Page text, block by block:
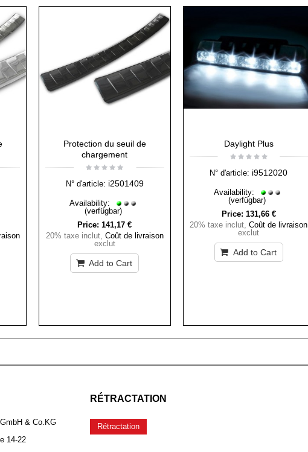
Protection du seuil de
chargement
N° d'article: i2501409
Availability:
(verfügbar)
Price: 141,17 €
20% taxe inclut, Coût de livraison
exclut
Add to Cart
Daylight Plus
N° d'article: i9512020
Availability:
(verfügbar)
Price: 131,66 €
20% taxe inclut,Coût de livraison
exclut
Add to Cart
& Co.KG
14-22
RÉTRACTATION
Rétractation